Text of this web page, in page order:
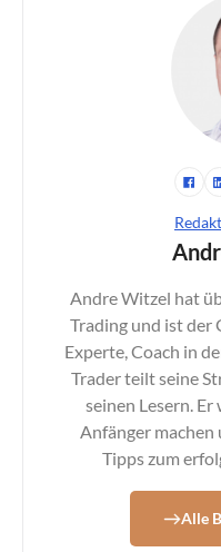
Andre Witzel hat
Trading und ist der
Experte, Coach in
Trader teilt seine
seinen Lesern.
Anfänger machen
Tipps zum
Alle